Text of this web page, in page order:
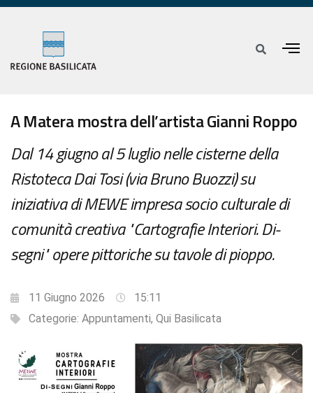
A Matera mostra dell’artista Gianni Roppo
Dal 14 giugno al 5 luglio nelle cisterne della
Ristoteca Dai Tosi (via Bruno Buozzi) su
iniziativa di MEWE impresa socio culturale di
comunità creativa "Cartografie Interiori. Di-
segni" opere pittoriche su tavole di pioppo.
11 Giugno 2026
15:11
Categorie: Appuntamenti, Qui Basilicata